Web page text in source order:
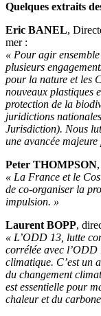
Quelques extraits
Eric BANEL,
mer :
« Pour agir
plusieurs
pour la nature et les
nouveaux plastiques
protection de la
juridictions
Jurisdiction). Nous
une avancée majeure
Peter THOMPSON
« La France et le
de co-organiser la
impulsion. »
Laurent BOPP,
« L’ODD 13, lutte
corrélée avec l’ODD
climatique. C’est un
du changement
est essentielle pour
chaleur et du